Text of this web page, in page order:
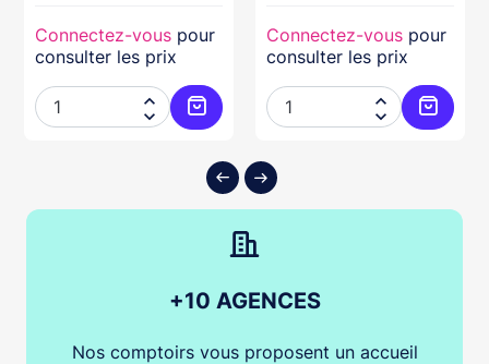
au panier
Connectez-vous pour
consulter les prix


Ajouter au panier
Connectez-vous pour
consulter les prix


+10 AGENCES
Nos comptoirs vous proposent un accueil